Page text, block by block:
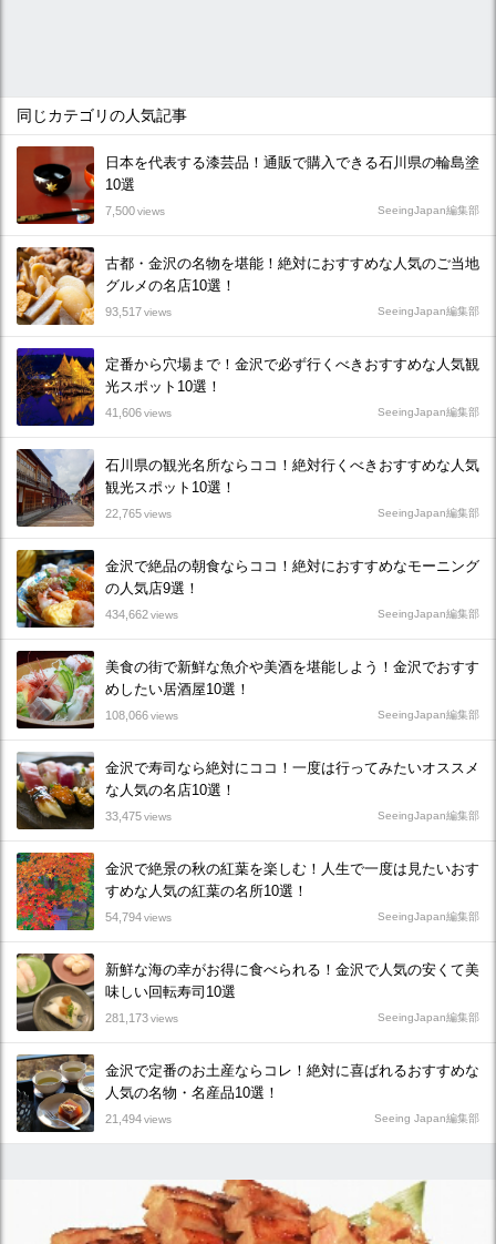
同じカテゴリの人気記事
日本を代表する漆芸品！通販で購入できる石川県の輪島塗
10選
7,500views SeeingJapan編集部
古都・金沢の名物を堪能！絶対におすすめな人気のご当地
グルメの名店10選！
93,517views SeeingJapan編集部
定番から穴場まで！金沢で必ず行くべきおすすめな人気観
光スポット10選！
41,606views SeeingJapan編集部
石川県の観光名所ならココ！絶対行くべきおすすめな人気
観光スポット10選！
22,765views SeeingJapan編集部
金沢で絶品の朝食ならココ！絶対におすすめなモーニング
の人気店9選！
434,662views SeeingJapan編集部
美食の街で新鮮な魚介や美酒を堪能しよう！金沢でおすす
めしたい居酒屋10選！
108,066views SeeingJapan編集部
金沢で寿司なら絶対にココ！一度は行ってみたいオススメ
な人気の名店10選！
33,475views SeeingJapan編集部
金沢で絶景の秋の紅葉を楽しむ！人生で一度は見たいおす
すめな人気の紅葉の名所10選！
54,794views SeeingJapan編集部
新鮮な海の幸がお得に食べられる！金沢で人気の安くて美
味しい回転寿司10選
281,173views SeeingJapan編集部
金沢で定番のお土産ならコレ！絶対に喜ばれるおすすめな
人気の名物・名産品10選！
21,494views Seeing Japan編集部